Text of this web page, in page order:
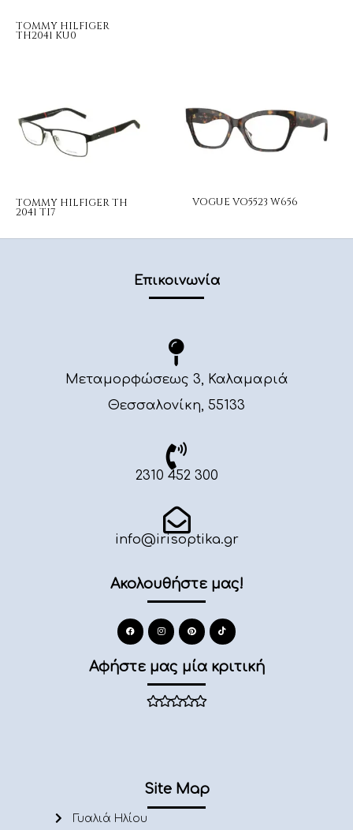
TOMMY HILFIGER
TH2041 KU0
TOMMY HILFIGER TH
2041 TI7
VOGUE VO5523 W656
Επικοινωνία
Μεταμορφώσεως 3, Καλαμαριά
Θεσσαλονίκη, 55133
2310 452 300
info@irisoptika.gr
Ακολουθήστε μας!
Αφήστε μας μία κριτική
Site Map
Γυαλιά Ηλίου